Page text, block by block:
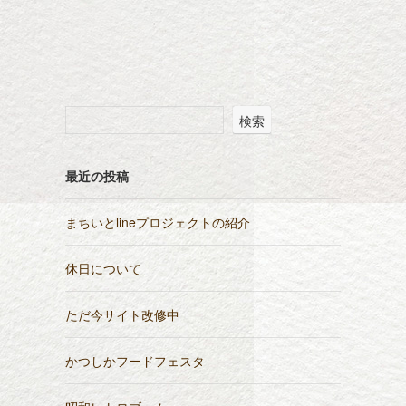
検索
最近の投稿
まちいとlineプロジェクトの紹介
休日について
ただ今サイト改修中
かつしかフードフェスタ